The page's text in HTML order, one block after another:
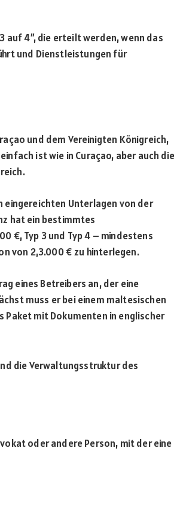
auf 4”, die erteilt werden, wenn das
und Dienstleistungen für
und dem Vereinigten Königreich,
ist wie in Curaçao, aber auch die
eingereichten Unterlagen von der
hat ein bestimmtes
€, Typ 3 und Typ 4 – mindestens
von 2,3.000 € zu hinterlegen.
eines Betreibers an, der eine
muss er bei einem maltesischen
Paket mit Dokumenten in englischer
die Verwaltungsstruktur des
oder andere Person, mit der eine